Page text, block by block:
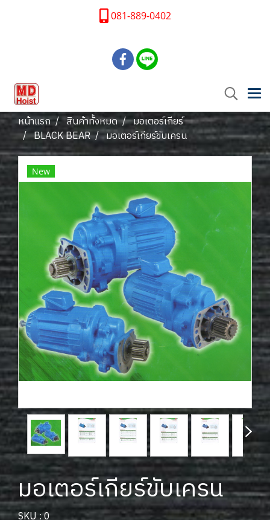
081-889-0402
หน้าแรก สินค้าทั้งหมด
มอเตอร์เกียร์
BLACK BEAR
มอเตอร์เกียร์ขับเครน
New
มอเตอร์เกียร์ขับเครน
SKU : 0